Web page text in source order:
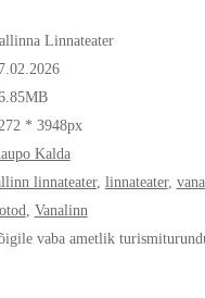
Linnateater
* 3948px
Kalda
linnateater, linnateater,
Vanalinn
vaba ametlik